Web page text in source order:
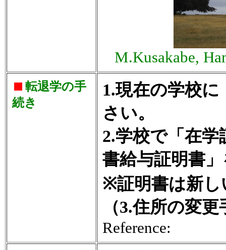
M.Kusakabe,
転退学の手
続き
1.現在の学校
さい。
2.学校で「在
書給与証明書
※証明書は新し
（3.住所の変
Reference: